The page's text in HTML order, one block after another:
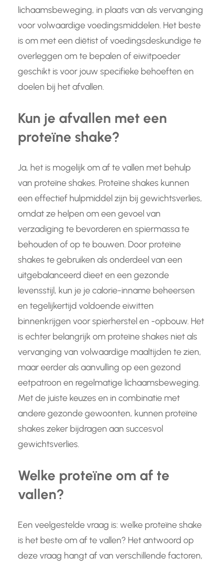
lichaamsbeweging, in plaats van als vervanging
voor volwaardige voedingsmiddelen. Het beste
is om met een diëtist of voedingsdeskundige te
overleggen om te bepalen of eiwitpoeder
geschikt is voor jouw specifieke behoeften en
doelen bij het afvallen.
Kun je afvallen met een
proteïne shake?
Ja, het is mogelijk om af te vallen met behulp
van proteïne shakes. Proteïne shakes kunnen
een effectief hulpmiddel zijn bij gewichtsverlies,
omdat ze helpen om een gevoel van
verzadiging te bevorderen en spiermassa te
behouden of op te bouwen. Door proteïne
shakes te gebruiken als onderdeel van een
uitgebalanceerd dieet en een gezonde
levensstijl, kun je je calorie-inname beheersen
en tegelijkertijd voldoende eiwitten
binnenkrijgen voor spierherstel en -opbouw. Het
is echter belangrijk om proteïne shakes niet als
vervanging van volwaardige maaltijden te zien,
maar eerder als aanvulling op een gezond
eetpatroon en regelmatige lichaamsbeweging.
Met de juiste keuzes en in combinatie met
andere gezonde gewoonten, kunnen proteïne
shakes zeker bijdragen aan succesvol
gewichtsverlies.
Welke proteïne om af te
vallen?
Een veelgestelde vraag is: welke proteïne shake
is het beste om af te vallen? Het antwoord op
deze vraag hangt af van verschillende factoren,